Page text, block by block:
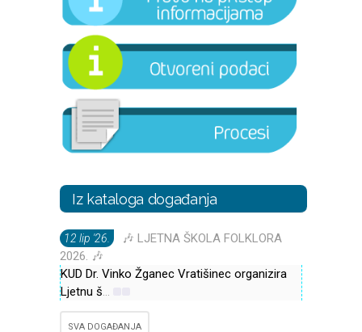
Iz kataloga događanja
12 lip '26.
🎶 LJETNA ŠKOLA FOLKLORA
2026. 🎶
KUD Dr. Vinko Žganec Vratišinec organizira
Ljetnu š...
SVA DOGAĐANJA